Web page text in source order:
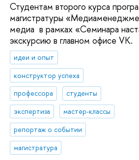
Студентам второго курса
магистратуры
медиа в рамках «Семинара
экскурсию в главном офисе VK.
идеи и опыт
конструктор успеха
профессора
студенты
экспертиза
мастер-классы
репортаж о событии
магистратура